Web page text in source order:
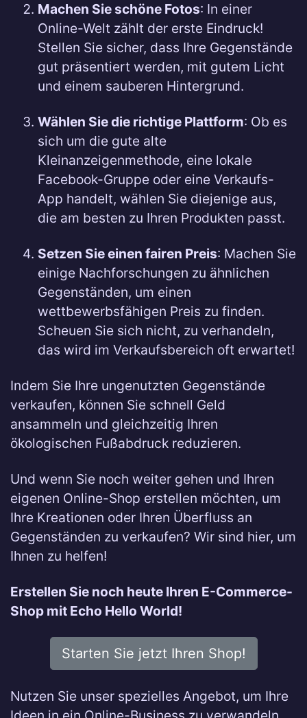
Machen Sie schöne Fotos: In einer
Online-Welt zählt der erste Eindruck!
Stellen Sie sicher, dass Ihre Gegenstände
gut präsentiert werden, mit gutem Licht
und einem sauberen Hintergrund.
Wählen Sie die richtige Plattform: Ob es
sich um die gute alte
Kleinanzeigenmethode, eine lokale
Facebook-Gruppe oder eine Verkaufs-
App handelt, wählen Sie diejenige aus,
die am besten zu Ihren Produkten passt.
Setzen Sie einen fairen Preis: Machen Sie
einige Nachforschungen zu ähnlichen
Gegenständen, um einen
wettbewerbsfähigen Preis zu finden.
Scheuen Sie sich nicht, zu verhandeln,
das wird im Verkaufsbereich oft erwartet!
Indem Sie Ihre ungenutzten Gegenstände
verkaufen, können Sie schnell Geld
ansammeln und gleichzeitig Ihren
ökologischen Fußabdruck reduzieren.
Und wenn Sie noch weiter gehen und Ihren
eigenen Online-Shop erstellen möchten, um
Ihre Kreationen oder Ihren Überfluss an
Gegenständen zu verkaufen? Wir sind hier, um
Ihnen zu helfen!
Erstellen Sie noch heute Ihren E-Commerce-
Shop mit Echo Hello World!
Starten Sie jetzt Ihren Shop!
Nutzen Sie unser spezielles Angebot, um Ihre